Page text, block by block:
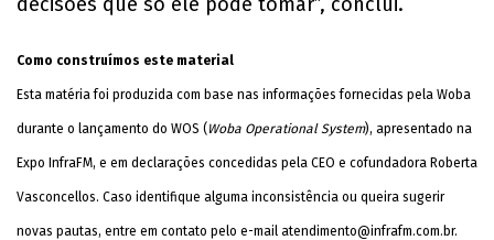
Como construímos este material
Esta matéria foi produzida com base nas informações fornecidas pela Woba
durante o lançamento do WOS (Woba Operational System), apresentado na
Expo InfraFM, e em declarações concedidas pela CEO e cofundadora Roberta
Vasconcellos. Caso identifique alguma inconsistência ou queira sugerir
novas pautas, entre em contato pelo e-mail atendimento@infrafm.com.br.